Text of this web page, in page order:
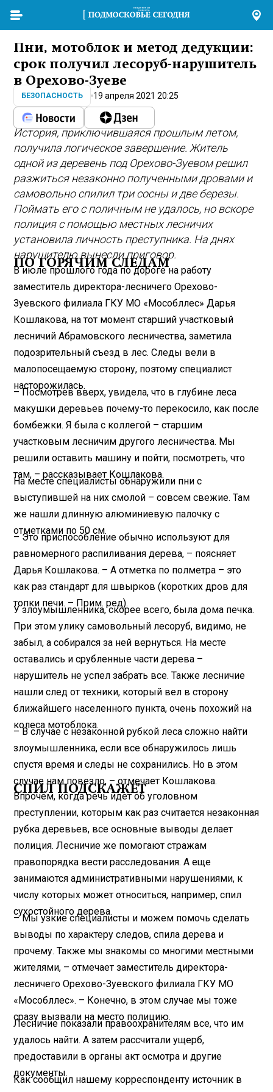
Пни, мотоблок и метод дедукции:
срок получил лесоруб-нарушитель
в Орехово-Зуеве
БЕЗОПАСНОСТЬ 19 апреля 2021 20:25
История, приключившаяся прошлым летом,
получила логическое завершение. Житель
одной из деревень под Орехово-Зуевом решил
разжиться незаконно полученными дровами и
самовольно спилил три сосны и две березы.
Поймать его с поличным не удалось, но вскоре
полиция с помощью местных лесничих
установила личность преступника. На днях
нарушителю вынесли приговор.
ПО ГОРЯЧИМ СЛЕДАМ
В июле прошлого года по дороге на работу
заместитель директора-лесничего Орехово-
Зуевского филиала ГКУ МО «Мособллес» Дарья
Кошлакова, на тот момент старший участковый
лесничий Абрамовского лесничества, заметила
подозрительный съезд в лес. Следы вели в
малопосещаемую сторону, поэтому специалист
насторожилась.
– Посмотрев вверх, увидела, что в глубине леса
макушки деревьев почему-то перекосило, как после
бомбежки. Я была с коллегой – старшим
участковым лесничим другого лесничества. Мы
решили оставить машину и пойти, посмотреть, что
там, – рассказывает Кошлакова.
На месте специалисты обнаружили пни с
выступившей на них смолой – совсем свежие. Там
же нашли длинную алюминиевую палочку с
отметками по 50 см.
– Это приспособление обычно используют для
равномерного распиливания дерева, – поясняет
Дарья Кош­лакова. – А отметка по полметра – это
как раз стандарт для швырков (коротких дров для
топки печи. – Прим. ред).
У злоумышленника, скорее всего, была дома печка.
При этом улику самовольный лесоруб, видимо, не
забыл, а собирался за ней вернуться. На месте
оставались и срубленные части дерева –
нарушитель не успел забрать все. Также лесничие
нашли след от техники, который вел в сторону
ближайшего населенного пункта, очень похожий на
колеса мотоблока.
– В случае с незаконной рубкой леса сложно найти
злоумышленника, если все обнаружилось лишь
спустя время и следы не сохранились. Но в этом
случае нам повезло, – отмечает Кошлакова.
СПИЛ ПОДСКАЖЕТ
Впрочем, когда речь идет об уголовном
преступлении, которым как раз считается незаконная
рубка деревьев, все основные выводы делает
полиция. Лесничие же помогают стражам
правопорядка вести расследования. А еще
занимаются административными нарушениями, к
числу которых может относиться, например, спил
сухостойного дерева.
– Мы узкие специалисты и можем помочь сделать
выводы по характеру следов, спила дерева и
прочему. Также мы знакомы со многими местными
жителями, – отмечает заместитель директора-
лесничего Орехово-Зуевского филиала ГКУ МО
«Мособллес». – Конечно, в этом случае мы тоже
сразу вызвали на место полицию.
Лесничие показали правоохранителям все, что им
удалось найти. А затем рассчитали ущерб,
предоставили в органы акт осмотра и другие
документы.
Как сообщил нашему корреспонденту источник в